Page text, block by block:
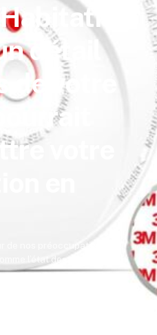
détail
de votre
votre
en
nos préoccupations
l’état des piles de votre